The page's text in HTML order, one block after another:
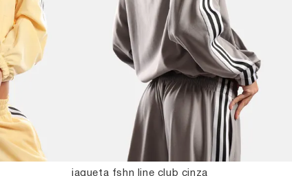
jaqueta fshn line club cinza